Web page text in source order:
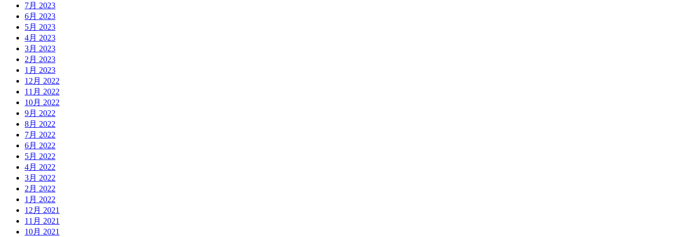
7月 2023
6月 2023
5月 2023
4月 2023
3月 2023
2月 2023
1月 2023
12月 2022
11月 2022
10月 2022
9月 2022
8月 2022
7月 2022
6月 2022
5月 2022
4月 2022
3月 2022
2月 2022
1月 2022
12月 2021
11月 2021
10月 2021